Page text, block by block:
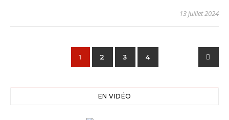
13 juillet 2024
1 2 3 4
EN VIDÉO